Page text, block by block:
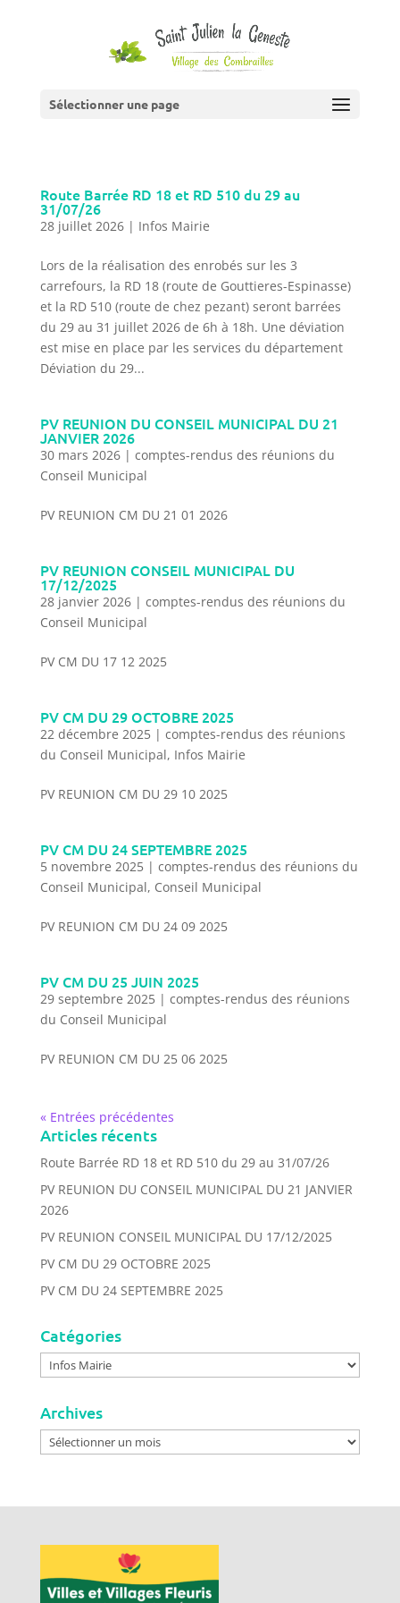
Sélectionner une page
Route Barrée RD 18 et RD 510 du 29 au
31/07/26
28 juillet 2026| Infos Mairie
Lors de la réalisation des enrobés sur les 3
carrefours, la RD 18 (route de Gouttieres-Espinasse)
et la RD 510 (route de chez pezant) seront barrées
du 29 au 31 juillet 2026 de 6h à 18h. Une déviation
est mise en place par les services du département
Déviation du 29...
PV REUNION DU CONSEIL MUNICIPAL DU 21
JANVIER 2026
30 mars 2026| comptes-rendus des réunions du
Conseil Municipal
PV REUNION CM DU 21 01 2026
PV REUNION CONSEIL MUNICIPAL DU
17/12/2025
28 janvier 2026| comptes-rendus des réunions du
Conseil Municipal
PV CM DU 17 12 2025
PV CM DU 29 OCTOBRE 2025
22 décembre 2025| comptes-rendus des réunions
du Conseil Municipal, Infos Mairie
PV REUNION CM DU 29 10 2025
PV CM DU 24 SEPTEMBRE 2025
5 novembre 2025| comptes-rendus des réunions du
Conseil Municipal, Conseil Municipal
PV REUNION CM DU 24 09 2025
PV CM DU 25 JUIN 2025
29 septembre 2025| comptes-rendus des réunions
du Conseil Municipal
PV REUNION CM DU 25 06 2025
« Entrées précédentes
Articles récents
Route Barrée RD 18 et RD 510 du 29 au 31/07/26
PV REUNION DU CONSEIL MUNICIPAL DU 21 JANVIER
2026
PV REUNION CONSEIL MUNICIPAL DU 17/12/2025
PV CM DU 29 OCTOBRE 2025
PV CM DU 24 SEPTEMBRE 2025
Catégories
Catégories
Archives
Archives